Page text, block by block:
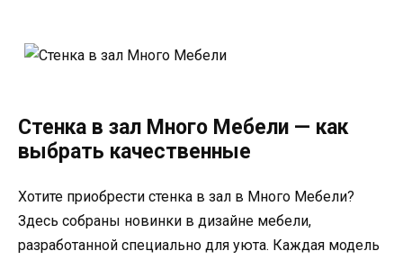
Стенка в зал Много Мебели — как
выбрать качественные
Хотите приобрести стенка в зал в Много Мебели?
Здесь собраны новинки в дизайне мебели,
разработанной специально для уюта. Каждая модель